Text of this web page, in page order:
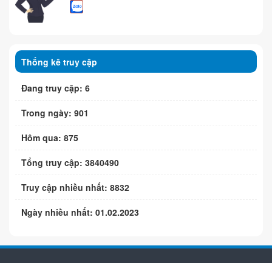
Thống kê truy cập
Đang truy cập: 6
Trong ngày: 901
Hôm qua: 875
Tổng truy cập: 3840490
Truy cập nhiều nhất: 8832
Ngày nhiều nhất: 01.02.2023